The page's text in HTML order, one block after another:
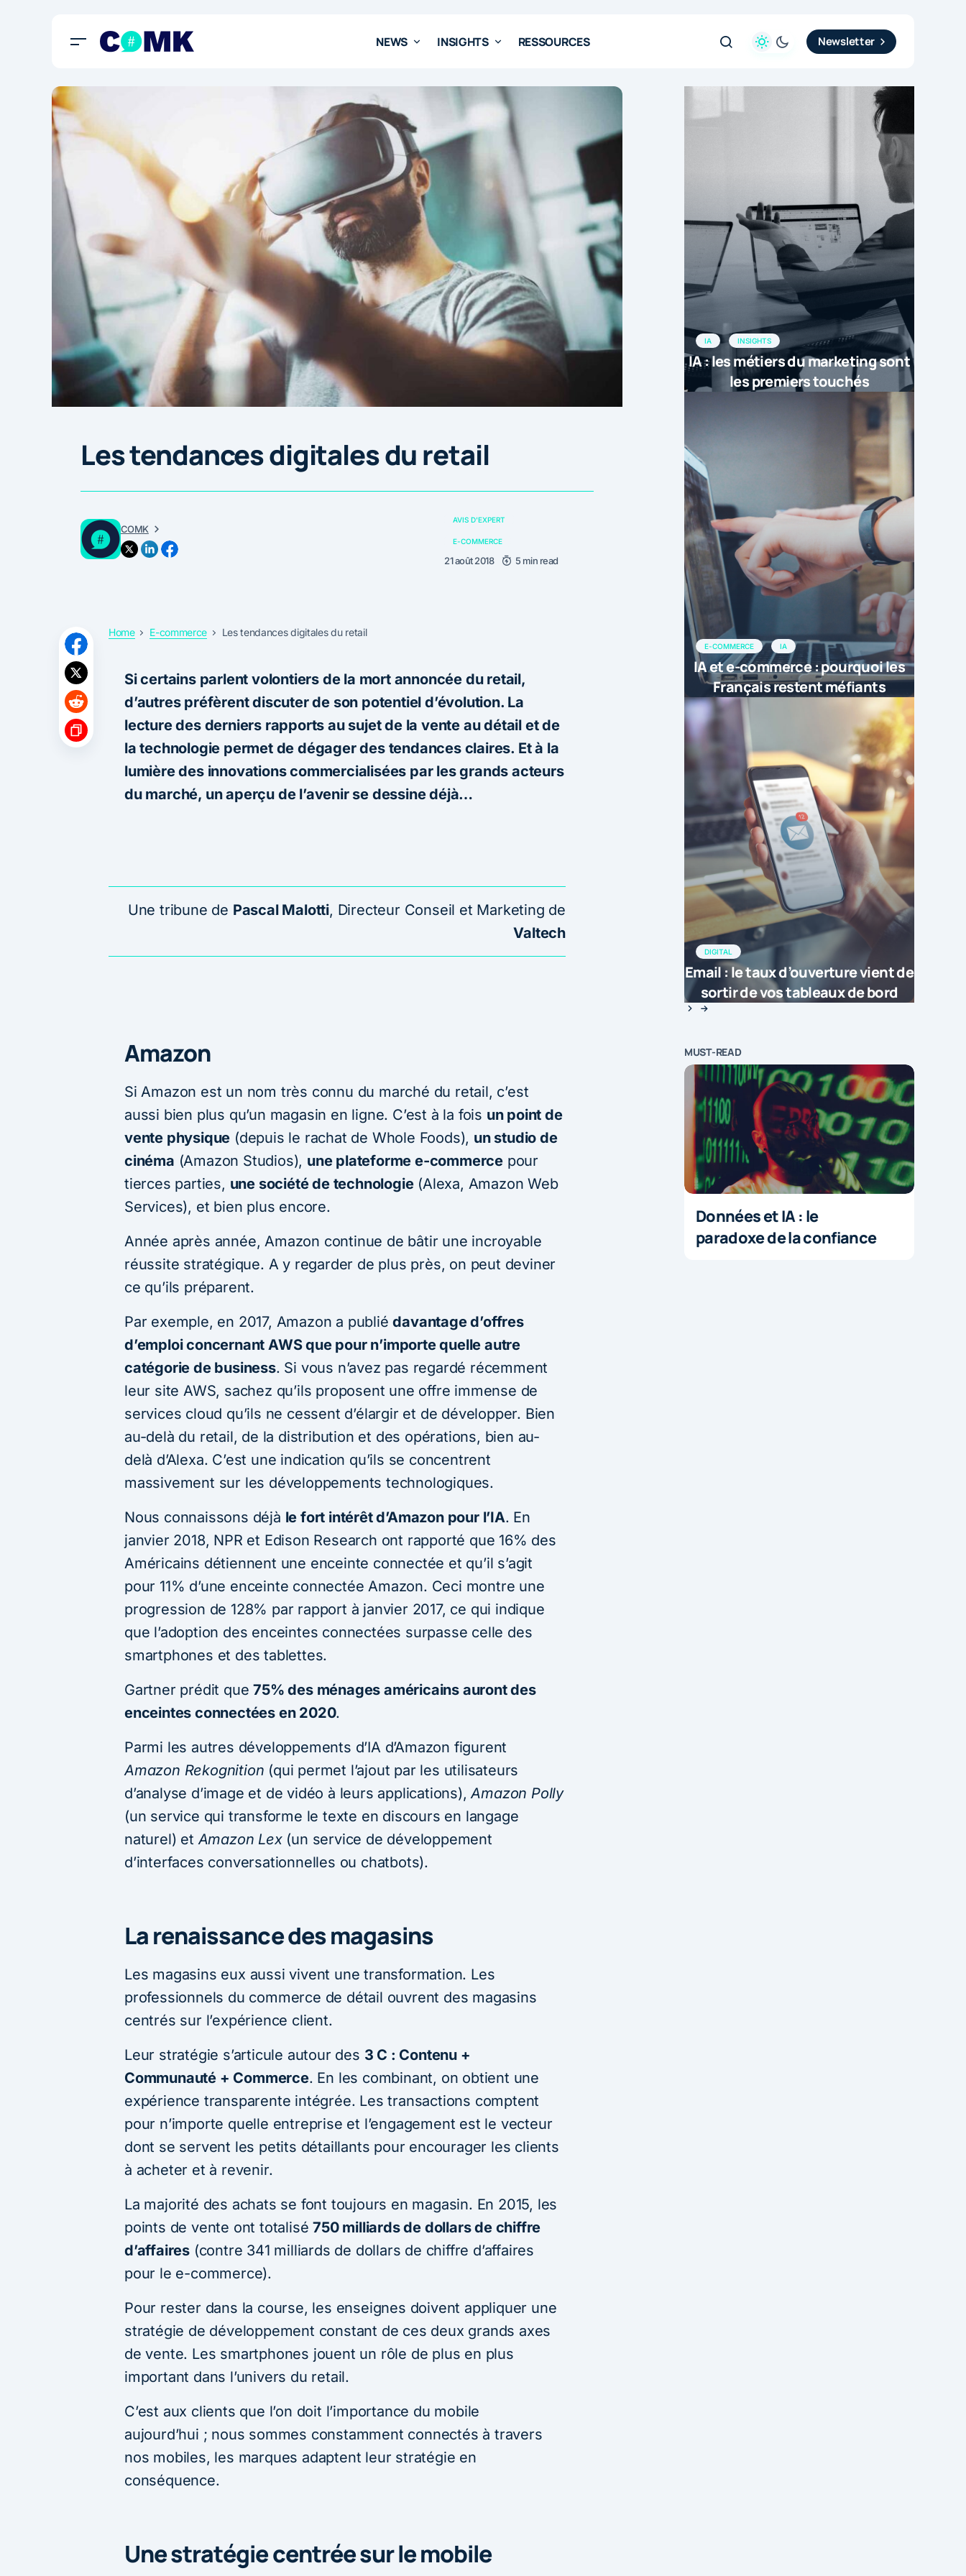
NEWS INSIGHTS RESSOURCES Newsletter
Les tendances digitales du retail
COMK
AVIS D'EXPERT
E-COMMERCE
21 août 2018 5 min read
Home E-commerce Les tendances digitales du retail
Si certains parlent volontiers de la mort annoncée du retail,
d’autres préfèrent discuter de son potentiel d’évolution. La
lecture des derniers rapports au sujet de la vente au détail et de
la technologie permet de dégager des tendances claires. Et à la
lumière des innovations commercialisées par les grands acteurs
du marché, un aperçu de l’avenir se dessine déjà…
Une tribune de Pascal Malotti, Directeur Conseil et Marketing de
Valtech
Amazon
Si Amazon est un nom très connu du marché du retail, c’est
aussi bien plus qu’un magasin en ligne. C’est à la fois un point de
vente physique (depuis le rachat de Whole Foods), un studio de
cinéma (Amazon Studios), une plateforme e-commerce pour
tierces parties, une société de technologie(Alexa, Amazon Web
Services), et bien plus encore.
Année après année, Amazon continue de bâtir une incroyable
réussite stratégique. A y regarder de plus près, on peut deviner
ce qu’ils préparent.
Par exemple, en 2017, Amazon a publiédavantage d’offres
d’emploi concernant AWS que pour n’importe quelle autre
catégorie de business. Si vous n’avez pas regardé récemment
leur site AWS, sachez qu’ils proposent une offre immense de
services cloud qu’ils ne cessent d’élargir et de développer. Bien
au-delà du retail, de la distribution et des opérations, bien au-
delà d’Alexa. C’est une indication qu’ils se concentrent
massivement sur les développements technologiques.
Nous connaissons déjà le fort intérêt d’Amazon pour l’IA. En
janvier 2018, NPR et Edison Research ont rapporté que 16% des
Américains détiennent une enceinte connectée et qu’il s’agit
pour 11% d’une enceinte connectée Amazon. Ceci montre une
progression de 128% par rapport à janvier 2017, ce qui indique
que l’adoption des enceintes connectées surpasse celle des
smartphones et des tablettes.
Gartner prédit que75% des ménages américains auront des
enceintes connectées en 2020.
Parmi les autres développements d’IA d’Amazon figurent
Amazon Rekognition (qui permet l’ajout par les utilisateurs
d’analyse d’image et de vidéo à leurs applications),Amazon Polly
(un service qui transforme le texte en discours en langage
naturel) et Amazon Lex(un service de développement
d’interfaces conversationnelles ou chatbots).
La renaissance des magasins
Les magasins eux aussi vivent une transformation. Les
professionnels du commerce de détail ouvrent des magasins
centrés sur l’expérience client.
Leur stratégie s’articule autour des 3 C : Contenu +
Communauté + Commerce. En les combinant, on obtient une
expérience transparente intégrée. Les transactions comptent
pour n’importe quelle entreprise et l’engagement est le vecteur
dont se servent les petits détaillants pour encourager les clients
à acheter et à revenir.
La majorité des achats se font toujours en magasin. En 2015, les
points de vente ont totalisé750 milliards de dollars de chiffre
d’affaires (contre 341 milliards de dollars de chiffre d’affaires
pour le e-commerce).
Pour rester dans la course, les enseignes doivent appliquer une
stratégie de développement constant de ces deux grands axes
de vente. Les smartphones jouent un rôle de plus en plus
important dans l’univers du retail.
C’est aux clients que l’on doit l’importance du mobile
aujourd’hui ; nous sommes constamment connectés à travers
nos mobiles, les marques adaptent leur stratégie en
conséquence.
Une stratégie centrée sur le mobile
IA INSIGHTS
IA : les métiers du marketing sont
les premiers touchés
E-COMMERCE IA
IA et e-commerce : pourquoi les
Français restent méfiants
DIGITAL
Email : le taux d’ouverture vient de
sortir de vos tableaux de bord
MUST-READ
Données et IA : le
paradoxe de la confiance